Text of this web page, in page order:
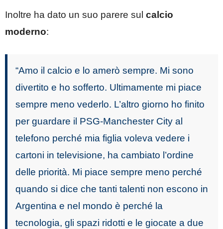
Inoltre ha dato un suo parere sul calcio
moderno:
“Amo il calcio e lo amerò sempre. Mi sono
divertito e ho sofferto. Ultimamente mi piace
sempre meno vederlo. L’altro giorno ho finito
per guardare il PSG-Manchester City al
telefono perché mia figlia voleva vedere i
cartoni in televisione, ha cambiato l’ordine
delle priorità. Mi piace sempre meno perché
quando si dice che tanti talenti non escono in
Argentina e nel mondo è perché la
tecnologia, gli spazi ridotti e le giocate a due